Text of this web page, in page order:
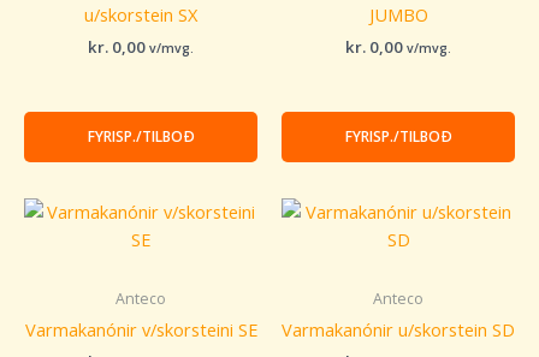
u/skorstein SX
kr. 0,00 v/mvg.
FYRISP./TILBOÐ
JUMBO
kr. 0,00 v/mvg.
FYRISP./TILBOÐ
Anteco
Varmakanónir v/skorsteini SE
Anteco
Varmakanónir u/skorstein SD